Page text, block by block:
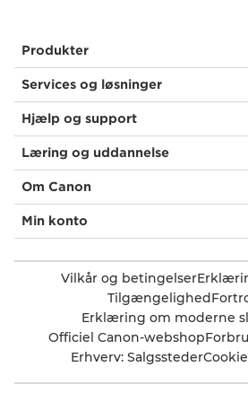
Produkter
Services og løsninger
Hjælp og support
Læring og uddannelse
Om Canon
Min konto
Vilkår og betingelser
Tilgængelighed
Erklæring om moderne
Officiel Canon-webshop
Erhverv: Salgssteder